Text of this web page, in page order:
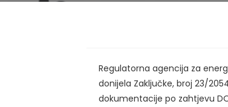
Regulatorna agencija za
donijela Zaključke, broj 23/
dokumentacije po zahtjevu